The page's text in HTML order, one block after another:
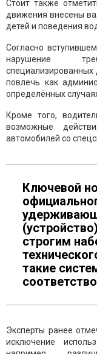
Стоит также
движения внесены
детей и поведения
Согласно
нарушение
повлечь как
определённых
Кроме того,
возможные
автомобилей со
Ключевой
строгим
такие
Эксперты ранее
исключение